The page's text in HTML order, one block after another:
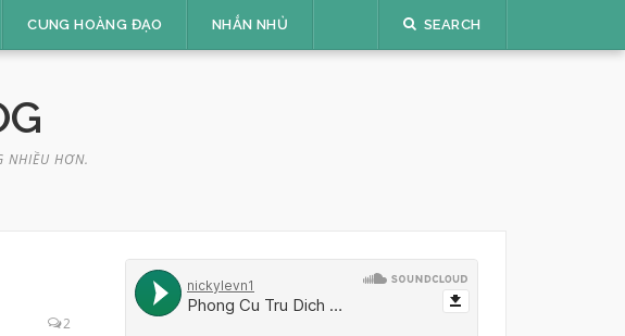
CUNG HOÀNG ĐẠO NHẮN NHỦ SEARCH
NHIỀU HƠN.
2